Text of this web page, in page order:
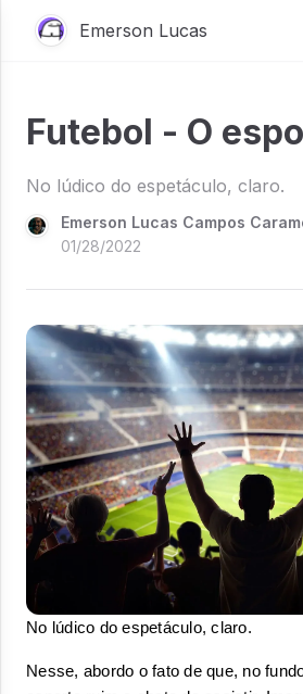
Emerson Lucas
Futebol - O
No lúdico do espetáculo, claro.
Emerson Lucas Campos
01/28/2022
No lúdico do espetáculo, claro.
Nesse, abordo o fato de que, no